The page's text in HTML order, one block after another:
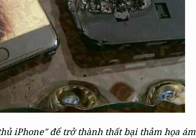
iPhone" để trở thành thất bại thảm họa ám